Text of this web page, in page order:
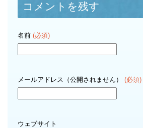
コメントを残す
名前 (必須)
メールアドレス（公開されません） (必須)
ウェブサイト